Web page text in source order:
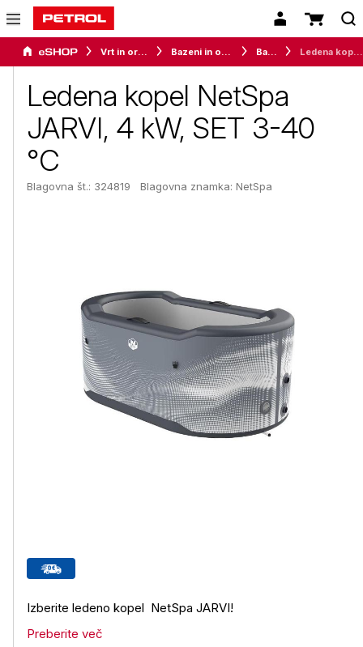
Vrt in orodje Bazeni in oprema Bazeni
Ledena kopel NetSpa
JARVI, 4 kW, SET 3-40
°C
Blagovna št.: 324819 Blagovna znamka: NetSpa
Izberite ledeno kopel NetSpa JARVI!
Preberite več